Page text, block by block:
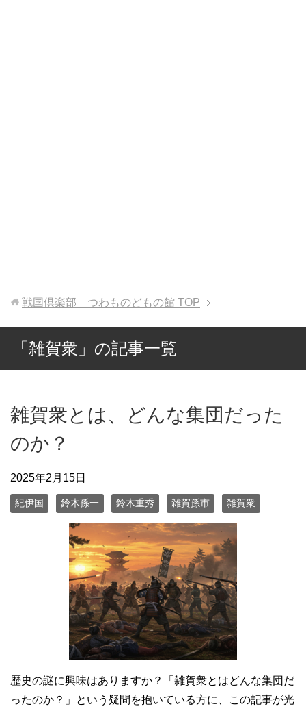
戦国倶楽部 つわものどもの館 TOP
「雑賀衆」の記事一覧
雑賀衆とは、どんな集団だった
のか？
2025年2月15日
紀伊国 鈴木孫一 鈴木重秀 雑賀孫市 雑賀衆
歴史の謎に興味はありますか？「雑賀衆とはどんな集団だ
ったのか？」という疑問を抱いている方に、この記事が光